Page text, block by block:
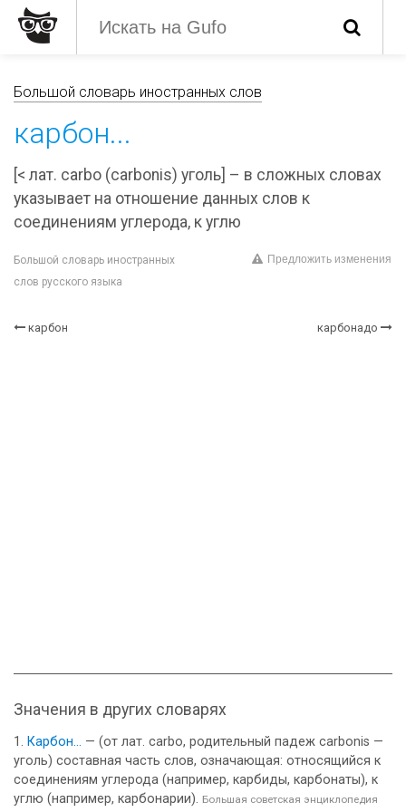
Большой словарь иностранных слов
карбон...
[< лат. carbo (carbonis) уголь] – в сложных словах
указывает на отношение данных слов к
соединениям углерода, к углю
Большой словарь иностранных
слов русского языка
Предложить изменения
карбон карбонадо
Значения в других словарях
Карбон... — (от лат. carbo, родительный падеж carbonis —
уголь) составная часть слов, означающая: относящийся к
соединениям углерода (например, карбиды, карбонаты), к
углю (например, карбонарии). Большая советская энциклопедия